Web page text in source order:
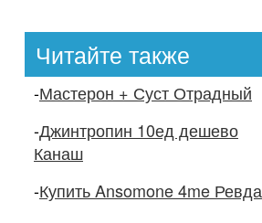
Читайте также
-Мастерон + Суст Отрадный
-Джинтропин 10ед дешево
Канаш
-Купить Ansomone 4me Ревда